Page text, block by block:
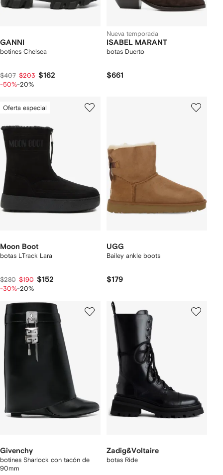
GANNI
botines Chelsea
$407 $203 $162
-50%-20%
Nueva temporada
ISABEL MARANT
botas Duerto
$661
Oferta especial
Moon Boot
botas LTrack Lara
$280 $190 $152
-30%-20%
UGG
Bailey ankle boots
$179
Givenchy
botines Sharlock con tacón de
90mm
Zadig&Voltaire
botas Ride